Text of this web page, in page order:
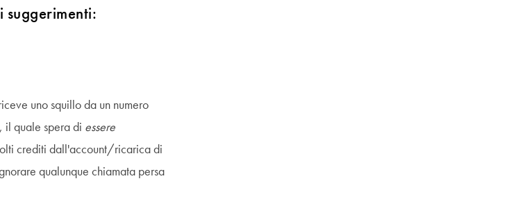
suggerimenti:
uno squillo da un numero
il quale spera di essere
crediti dall'account/ricarica di
qualunque chiamata persa